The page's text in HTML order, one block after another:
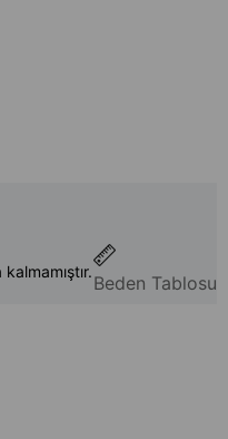
Beden Tablosu